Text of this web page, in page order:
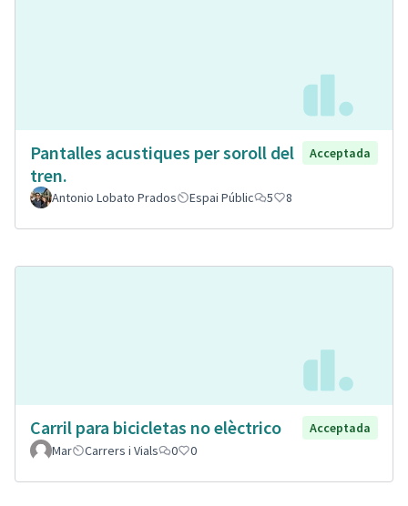
Pantalles acustiques per soroll del
tren.
Acceptada
Antonio Lobato Prados Espai Públic 5 8
Carril para bicicletas no elèctrico
Acceptada
Mar
Carrers i Vials 0 0